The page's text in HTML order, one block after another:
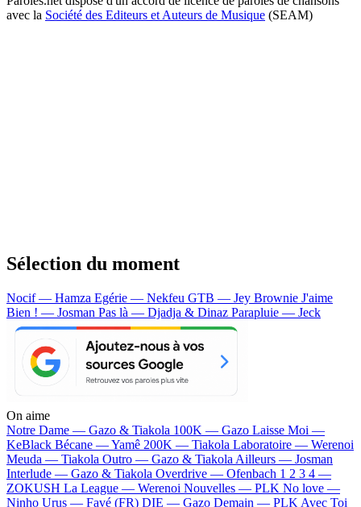
avec la Société des Editeurs et Auteurs de Musique (SEAM)
Sélection du moment
Nocif — Hamza Egérie — Nekfeu GTB — Jey Brownie J'aime
Bien ! — Josman Pas là — Djadja & Dinaz Parapluie — Jeck
On aime
Notre Dame — Gazo & Tiakola 100K — Gazo Laisse Moi —
KeBlack Bécane —Yamê 200K — Tiakola Laboratoire — Werenoi
Meuda — Tiakola Outro — Gazo & Tiakola Ailleurs — Josman
Interlude — Gazo & Tiakola Overdrive — Ofenbach 1 2 3 4 —
ZOKUSH La League — Werenoi Nouvelles — PLK No love —
Ninho Urus — Favé (FR) DIE — Gazo Demain — PLK Avec Toi